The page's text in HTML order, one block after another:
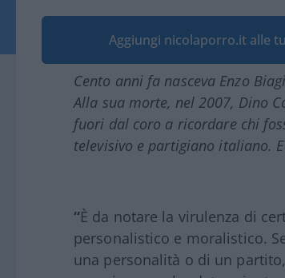
Aggiungi nicolaporro.it alle
Cento anni fa nasceva Enzo
Alla sua morte, nel 2007, Dino
fuori dal coro a ricordare chi
televisivo e partigiano italiano.
“È da notare la virulenza di
personalistico e moralistico.
una personalità o di un